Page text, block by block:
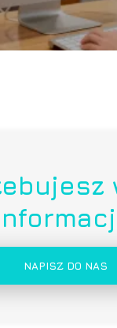
NAPISZ DO NAS